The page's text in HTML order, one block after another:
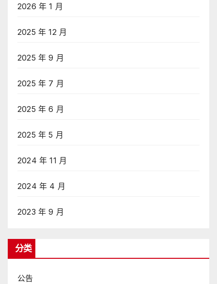
2026 年 1 月
2025 年 12 月
2025 年 9 月
2025 年 7 月
2025 年 6 月
2025 年 5 月
2024 年 11 月
2024 年 4 月
2023 年 9 月
分类
公告